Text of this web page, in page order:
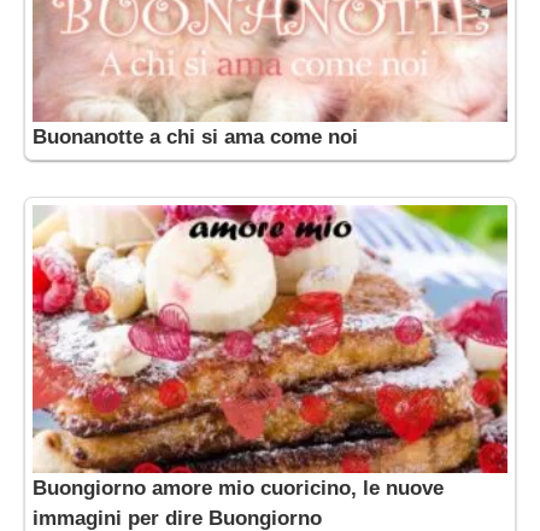
Buonanotte a chi si ama come noi
Buongiorno amore mio cuoricino, le nuove
immagini per dire Buongiorno